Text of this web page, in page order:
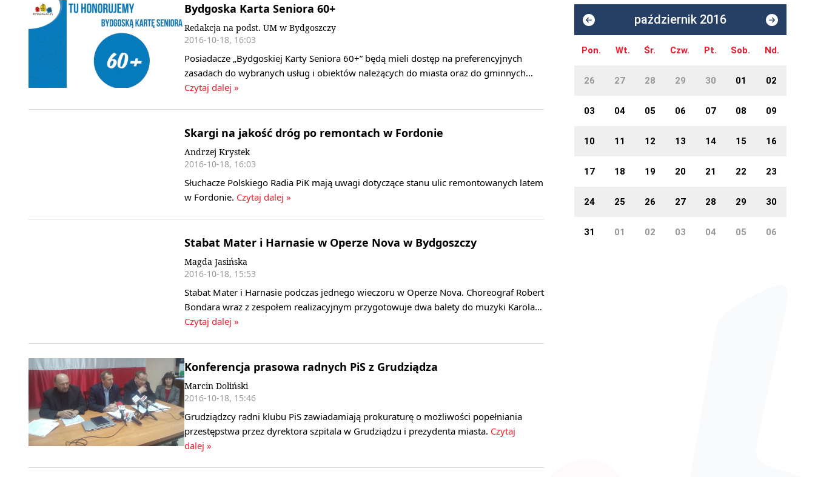
Bydgoska Karta Seniora 60+
Redakcja na podst. UM w Bydgoszczy
2016-10-18, 16:03
Posiadacze „Bydgoskiej Karty Seniora 60+” będą mieli dostęp na preferencyjnych
zasadach do wybranych usług i obiektów należących do miasta oraz do gminnych…
Czytaj dalej »
Skargi na jakość dróg po remontach w Fordonie
Andrzej Krystek
2016-10-18, 16:03
Słuchacze Polskiego Radia PiK mają uwagi dotyczące stanu ulic remontowanych latem
w Fordonie. Czytaj dalej »
Stabat Mater i Harnasie w Operze Nova w Bydgoszczy
Magda Jasińska
2016-10-18, 15:53
Stabat Mater i Harnasie podczas jednego wieczoru w Operze Nova. Choreograf Robert
Bondara wraz z zespołem realizacyjnym przygotowuje dwa balety do muzyki Karola…
Czytaj dalej »
Konferencja prasowa radnych PiS z Grudziądza
Marcin Doliński
2016-10-18, 15:46
Grudziądzcy radni klubu PiS zawiadamiają prokuraturę o możliwości popełniania
przestępstwa przez dyrektora szpitala w Grudziądzu i prezydenta miasta. Czytaj
dalej »
październik 2016
Pon. Wt. Śr. Czw. Pt. Sob. Nd.
26 27 28 29 30 01 02
03 04 05 06 07 08 09
10 11 12 13 14 15 16
17 18 19 20 21 22 23
24 25 26 27 28 29 30
31 01 02 03 04 05 06